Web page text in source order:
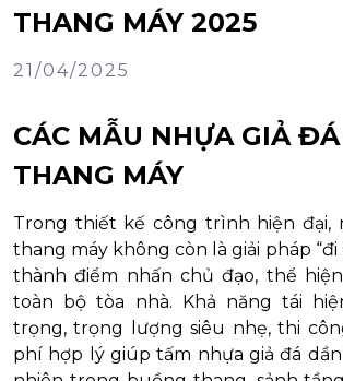
THANG MÁY 2025
21/04/2025
CÁC MẪU NHỰA GIẢ
THANG MÁY
Trong thiết kế công trình hiện đại,
thang máy không còn là giải pháp “đi
thành điểm nhấn chủ đạo, thể
toàn bộ tòa nhà. Khả năng tái
trọng, trọng lượng siêu nhẹ, thi
phí hợp lý giúp tấm nhựa giả đá